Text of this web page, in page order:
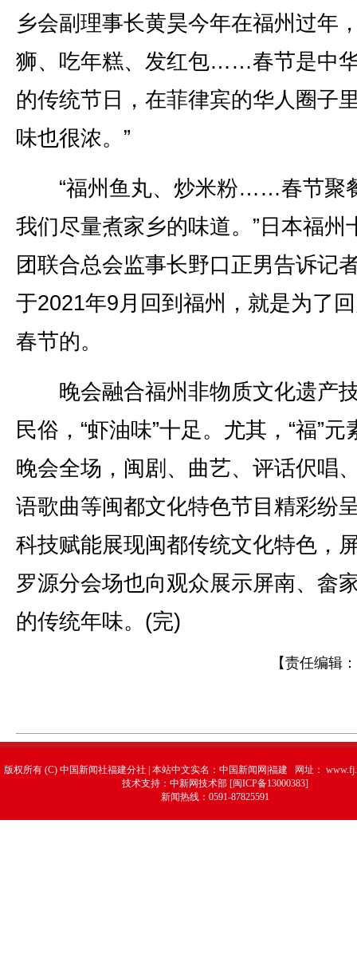
乡会副理事长黄昊今年在福州过年
狮、吃年糕、发红包……春节是中
的传统节日，在菲律宾的华人圈子
味也很浓。”
“福州鱼丸、炒米粉……春节聚
我们尽量煮家乡的味道。”日本福州
团联合总会监事长野口正男告诉记
于2021年9月回到福州，就是为了
春节的。
晚会融合福州非物质文化遗产
民俗，“虾油味”十足。尤其，“福”元
晚会全场，闽剧、曲艺、评话伬唱
语歌曲等闽都文化特色节目精彩纷
科技赋能展现闽都传统文化特色，
罗源分会场也向观众展示屏南、畲
的传统年味。(完)
【责任编辑：
版权所有 (C) 中国新闻社福建分社 | 本站中文实名：中国新闻网|福建 网址：
技术支持：中新网技术部 [闽ICP备13000383]
新闻热线：0591-87825591